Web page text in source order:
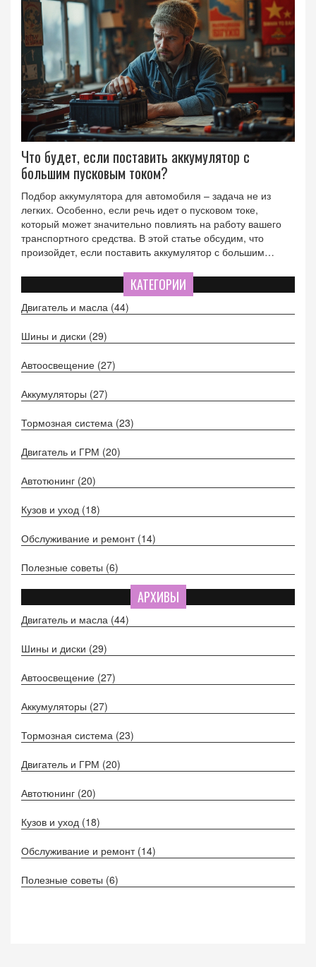
Что будет, если поставить аккумулятор с
большим пусковым током?
Подбор аккумулятора для автомобиля – задача не из
легких. Особенно, если речь идет о пусковом токе,
который может значительно повлиять на работу вашего
транспортного средства. В этой статье обсудим, что
произойдет, если поставить аккумулятор с большим
и рисках, а также получите советы по выбору
подходящего аккумулятора.
КАТЕГОРИИ
Двигатель и масла (44)
Шины и диски (29)
Автоосвещение (27)
Аккумуляторы (27)
Тормозная система (23)
Двигатель и ГРМ (20)
Автотюнинг (20)
Кузов и уход (18)
Обслуживание и ремонт (14)
Полезные советы (6)
АРХИВЫ
Двигатель и масла (44)
Шины и диски (29)
Автоосвещение (27)
Аккумуляторы (27)
Тормозная система (23)
Двигатель и ГРМ (20)
Автотюнинг (20)
Кузов и уход (18)
Обслуживание и ремонт (14)
Полезные советы (6)